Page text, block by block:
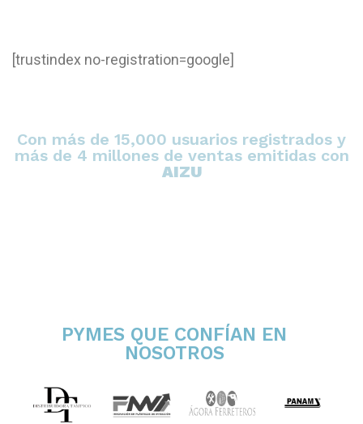
[trustindex no-registration=google]
Con más de 15,000 usuarios registrados y
más de 4 millones de ventas emitidas con
AIZU
PYMES QUE CONFÍAN EN
NOSOTROS